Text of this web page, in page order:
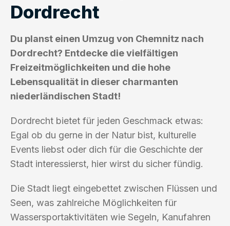
Dordrecht
Du planst einen Umzug von Chemnitz nach
Dordrecht? Entdecke die vielfältigen
Freizeitmöglichkeiten und die hohe
Lebensqualität in dieser charmanten
niederländischen Stadt!
Dordrecht bietet für jeden Geschmack etwas:
Egal ob du gerne in der Natur bist, kulturelle
Events liebst oder dich für die Geschichte der
Stadt interessierst, hier wirst du sicher fündig.
Die Stadt liegt eingebettet zwischen Flüssen und
Seen, was zahlreiche Möglichkeiten für
Wassersportaktivitäten wie Segeln, Kanufahren